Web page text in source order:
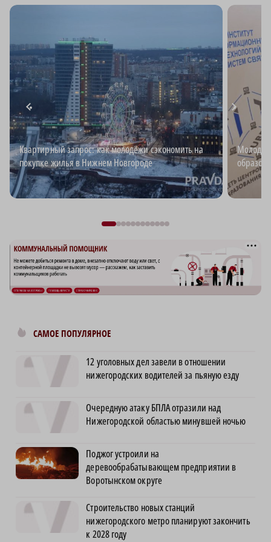
Квартирный запрос: как молодёжи сэкономить на
покупке жилья в Нижнем Новгороде
САМОЕ ПОПУЛЯРНОЕ
12 уголовных дел завели в отношении
нижегородских водителей за пьяную езду
Очередную атаку БПЛА отразили над
Нижегородской областью минувшей ночью
Поджог устроили на
деревообрабатывающем предприятии в
Воротынском округе
Строительство новых станций
нижегородского метро планируют закончить
к 2028 году